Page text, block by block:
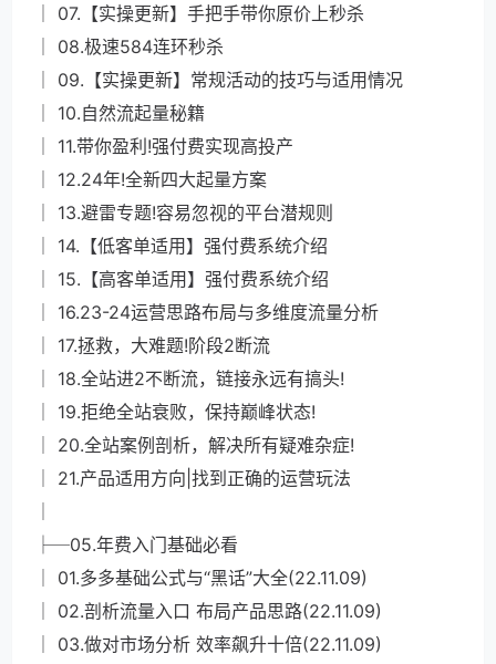
│ 07.【实操更新】手把手带你原价上秒杀
│ 08.极速584连环秒杀
│ 09.【实操更新】常规活动的技巧与适用情况
│ 10.自然流起量秘籍
│ 11.带你盈利!强付费实现高投产
│ 12.24年!全新四大起量方案
│ 13.避雷专题!容易忽视的平台潜规则
│ 14.【低客单适用】强付费系统介绍
│ 15.【高客单适用】强付费系统介绍
│ 16.23-24运营思路布局与多维度流量分析
│ 17.拯救，大难题!阶段2断流
│ 18.全站进2不断流，链接永远有搞头!
│ 19.拒绝全站衰败，保持巅峰状态!
│ 20.全站案例剖析，解决所有疑难杂症!
│ 21.产品适用方向|找到正确的运营玩法
├─05.年费入门基础必看
│ 01.多多基础公式与“黑话”大全(22.11.09)
│ 02.剖析流量入口 布局产品思路(22.11.09)
│ 03.做对市场分析 效率飙升十倍(22.11.09)